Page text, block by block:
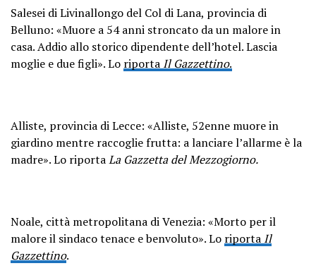
Salesei di Livinallongo del Col di Lana, provincia di
Belluno: «Muore a 54 anni stroncato da un malore in
casa. Addio allo storico dipendente dell’hotel. Lascia
moglie e due figli». Lo riporta Il Gazzettino.
Alliste, provincia di Lecce: «Alliste, 52enne muore in
giardino mentre raccoglie frutta: a lanciare l’allarme è la
madre». Lo riportaLa Gazzetta del Mezzogiorno.
Noale, città metropolitana di Venezia: «Morto per il
malore il sindaco tenace e benvoluto». Lo riporta Il
Gazzettino.